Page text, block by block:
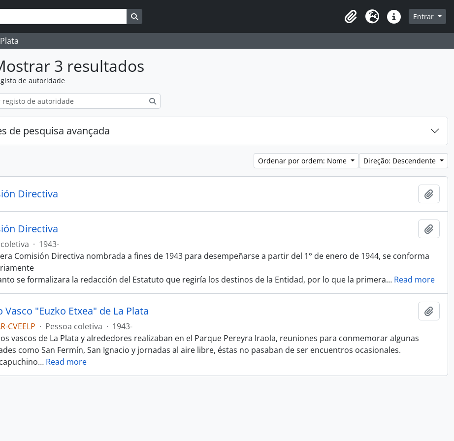
Área de transferência
Idioma Ligações rápidas
Entrar
3 resultados
de autoridade
de pesquisa avançada
Ordenar por ordem: Nome Direção: Descendente
Directiva
Directiva
· 1943-
Comisión Directiva nombrada a fines de 1943 para desempeñarse a partir del 1° de enero de 1944, se conforma
se formalizara la redacción del Estatuto que regiría los destinos de la Entidad, por lo que la primera… Read more
Vasco "Euzko Etxea" de La Plata
CVEELP · Pessoa coletiva · 1943-
vascos de La Plata y alrededores realizaban en el Parque Pereyra Iraola, reuniones para conmemorar algunas
como San Fermín, San Ignacio y jornadas al aire libre, éstas no pasaban de ser encuentros ocasionales.
… Read more